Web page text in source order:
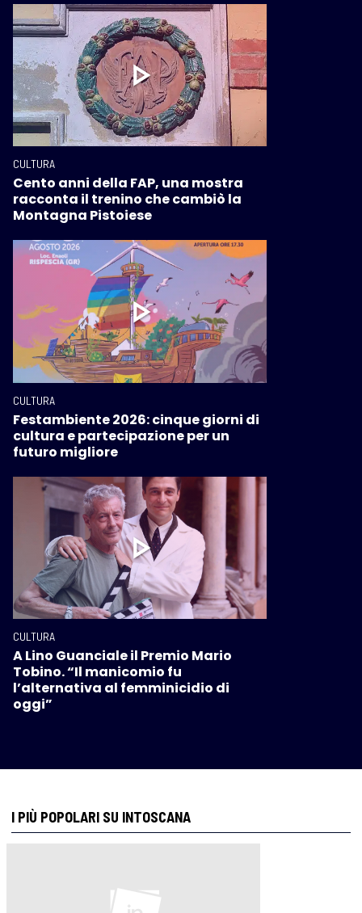
CULTURA
Cento anni della FAP, una mostra
racconta il trenino che cambiò la
Montagna Pistoiese
CULTURA
Festambiente 2026: cinque giorni di
cultura e partecipazione per un
futuro migliore
CULTURA
A Lino Guanciale il Premio Mario
Tobino. “Il manicomio fu
l’alternativa al femminicidio di
oggi”
I PIÙ POPOLARI SU INTOSCANA